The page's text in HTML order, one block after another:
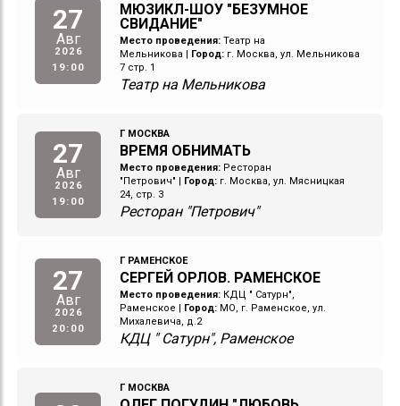
27
Авг
2026
19:00
МЮЗИКЛ-ШОУ "БЕЗУМНОЕ
СВИДАНИЕ"
Место проведения: Театр на
Мельникова
Город: г. Москва, ул. Мельникова
7 стр. 1
Театр на Мельникова
27
Авг
2026
19:00
Г МОСКВА
ВРЕМЯ ОБНИМАТЬ
Место проведения: Ресторан
"Петрович"
Город: г. Москва, ул. Мясницкая
24, стр. 3
Ресторан "Петрович"
27
Авг
2026
20:00
Г РАМЕНСКОЕ
СЕРГЕЙ ОРЛОВ. РАМЕНСКОЕ
Место проведения: КДЦ " Сатурн",
Раменское
Город: МО, г. Раменское, ул.
Михалевича, д.2
КДЦ " Сатурн", Раменское
Г МОСКВА